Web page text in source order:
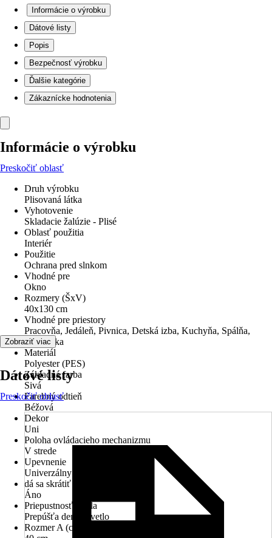
Informácie o výrobku
Dátové listy
Popis
Bezpečnosť výrobku
Ďalšie kategórie
Zákaznícke hodnotenia
Informácie o výrobku
Preskočiť oblasť
Druh výrobku
Plisovaná látka
Vyhotovenie
Skladacie žalúzie - Plisé
Oblasť použitia
Interiér
Použitie
Ochrana pred slnkom
Vhodné pre
Okno
Rozmery (ŠxV)
40x130 cm
Vhodné pre priestory
Pracovňa, Jedáleň, Pivnica, Detská izba, Kuchyňa, Spálňa,
Obývačka
Materiál
Polyester (PES)
Základná farba
Sivá
Farebný odtieň
Béžová
Dekor
Uni
Poloha ovládacieho mechanizmu
V strede
Upevnenie
Univerzálny nosník
dá sa skrátiť
Áno
Priepustnosť svetla
Prepúšťa denné svetlo
Rozmer A (celková šírka)
Zobraziť viac
Dátové listy
Preskočiť oblasť